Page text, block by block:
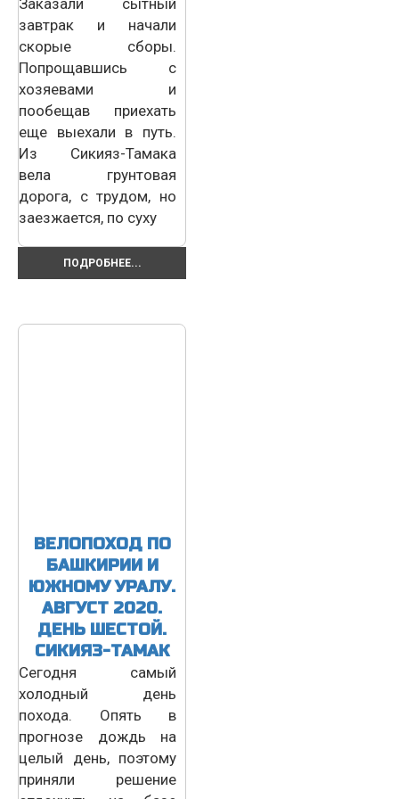
Заказали сытный
завтрак и начали
скорые сборы.
Попрощавшись с
хозяевами и
пообещав приехать
еще выехали в путь.
Из Сикияз-Тамака
вела грунтовая
дорога, с трудом, но
заезжается, по суху
ПОДРОБНЕЕ...
ВЕЛОПОХОД ПО
БАШКИРИИ И
ЮЖНОМУ УРАЛУ.
АВГУСТ 2020.
ДЕНЬ ШЕСТОЙ.
СИКИЯЗ-ТАМАК
Сегодня самый
холодный день
похода. Опять в
прогнозе дождь на
целый день, поэтому
приняли решение